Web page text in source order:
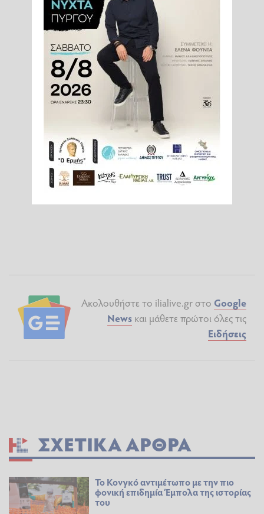
Ακολουθήστε το ilialive.gr στο Google
News και μάθετε πρώτοι όλες τις
Ειδήσεις
ΣΧΕΤΙΚΆ ΆΡΘΡΑ
Το Κονγκό αντιμέτωπο με την πιο
φονική επιδημία Έμπολα της ιστορίας
του